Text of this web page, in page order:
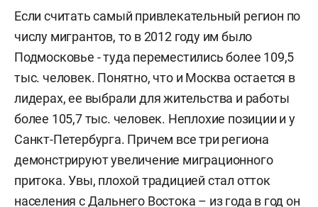
Если считать самый привлекательный регион по
числу мигрантов, то в 2012 году им было
Подмосковье - туда переместились более 109,5
тыс. человек. Понятно, что и Москва остается в
лидерах, ее выбрали для жительства и работы
более 105,7 тыс. человек. Неплохие позиции и у
Санкт-Петербурга. Причем все три региона
демонстрируют увеличение миграционного
притока. Увы, плохой традицией стал отток
населения с Дальнего Востока – из года в год он